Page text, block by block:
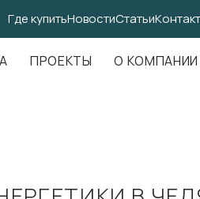
Где купитьНовостиСтатьи
ПРОЕКТЫ О КОМПАНИИ